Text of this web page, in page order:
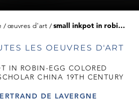
œuvres d'art small inkpot in robin-egg colored porcelain fot scholar china 19th century
LES OEUVRES D'ART
IN ROBIN-EGG COLORED
CHINA 19TH CENTURY
DE LAVERGNE